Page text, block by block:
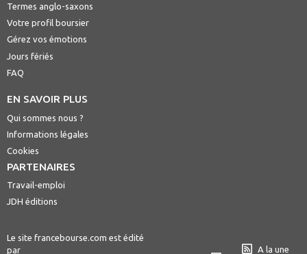
Termes anglo-saxons
Votre profil boursier
Gérez vos émotions
Jours fériés
FAQ
EN SAVOIR PLUS
Qui sommes nous ?
Informations légales
Cookies
PARTENAIRES
Travail-emploi
JDH éditions
Le site francebourse.com est édité
par
A la une